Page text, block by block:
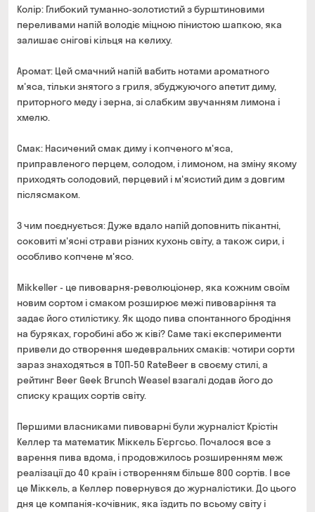
Колір: Глибокий туманно-золотистий з бурштиновими
переливами напій володіє міцною пінистою шапкою, яка
залишає снігові кільця на келиху.
Аромат: Цей смачний напій вабить нотами ароматного
м'яса, тільки знятого з гриля, збуджуючого апетит диму,
приторного меду і зерна, зі слабким звучанням лимона і
хмелю.
Смак: Насичений смак диму і копченого м'яса,
приправленого перцем, солодом, і лимоном, на зміну якому
приходять солодовий, перцевий і м'ясистий дим з довгим
післясмаком.
З чим поєднується: Дуже вдало напій доповнить пікантні,
соковиті м'ясні страви різних кухонь світу, а також сири, і
особливо копчене м'ясо.
Mikkeller - це пивоварня-революціонер, яка кожним своїм
новим сортом і смаком розширює межі пивоваріння та
задає його стилістику. Як щодо пива спонтанного бродіння
на буряках, горобині або ж ківі? Саме такі експерименти
привели до створення шедевральних смаків: чотири сорти
зараз знаходяться в ТОП-50 RateBeer в своєму стилі, а
рейтинг Beer Geek Brunch Weasel взагалі додав його до
списку кращих сортів світу.
Першими власниками пивоварні були журналіст Крістін
Келлер та математик Міккель Б’єргсьо. Почалося все з
варення пива вдома, і продовжилось розширенням меж
реалізації до 40 країн і створенням більше 800 сортів. І все
це Міккель, а Келлер повернувся до журналістики. До цього
дня це компанія-кочівник, яка їздить по всьому світу і